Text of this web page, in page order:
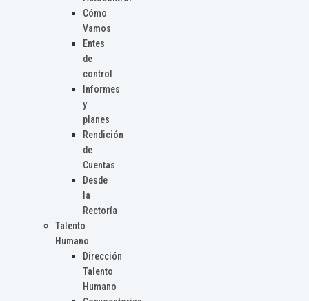
Cómo
Vamos
Entes
de
control
Informes
y
planes
Rendición
de
Cuentas
Desde
la
Rectoría
Talento
Humano
Dirección
Talento
Humano